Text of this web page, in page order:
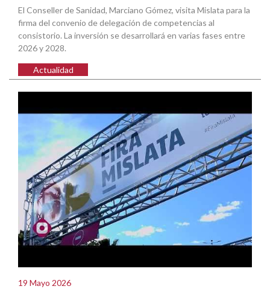
El Conseller de Sanidad, Marciano Gómez, visita Mislata para la
firma del convenio de delegación de competencias al
consistorio. La inversión se desarrollará en varias fases entre
2026 y 2028.
Actualidad
19 Mayo 2026